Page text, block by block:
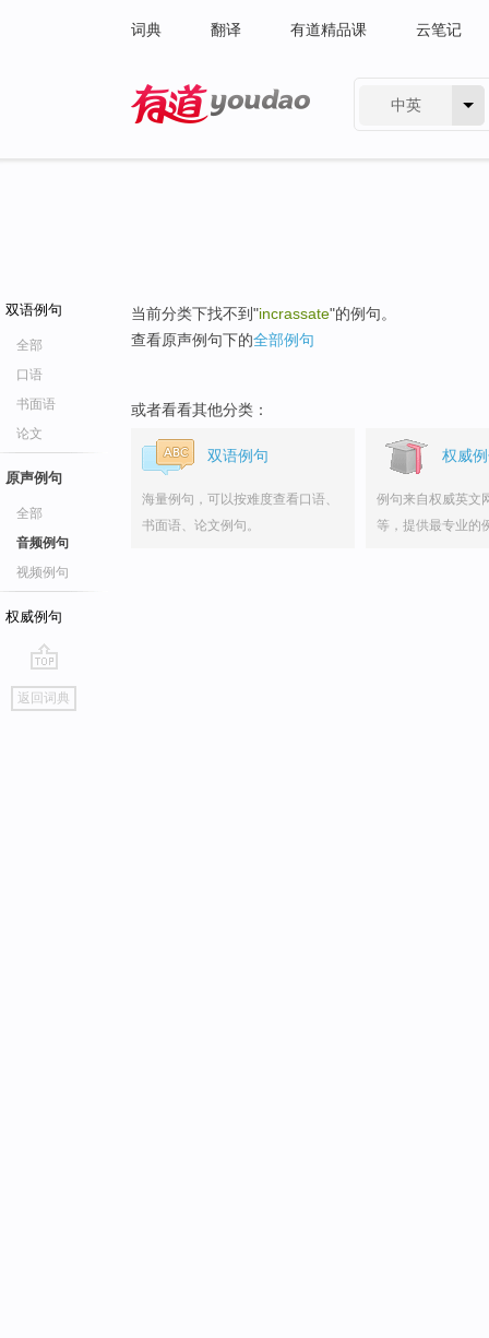
词典 翻译 有道精品课 云笔记
中英
双语例句
全部
口语
书面语
论文
原声例句
全部
音频例句
视频例句
权威例句
go
top
返回词典
当前分类下找不到"incrassate"的例句。
查看原声例句下的全部例句
或者看看其他分类：
双语例句
海量例句，可以按难度查看口语、
书面语、论文例句。
权威
例句来自权威英文
等，提供最专业的